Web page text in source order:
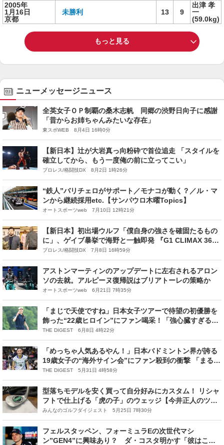
2005年
1月16日
京都
未勝利 13 9
出津 孝
一
(59.0kg)
もっと見る
ニューメッセージニュース
全英女子ＯＰ制覇の桑木志帆 同郷の渋野日向子に感謝
「昔からお姉ちゃんみたいな存在」
東スポWEB 8月4日 16時0分
【新日本】辻が大岩真っ向粉砕で首位追走 「スタイルを
確立してから、もう一度俺の前に立ってこい」
プロレス/格闘技DX 8月2日 1時26分
“鉄人”バリチェロがサポート／モナコが動く？／ル・マ
ンから継続採用etc.【サンパウロ木曜Topics】
オートスポーツweb 7月10日 12時21分
【新日本】初出場ウルフ「僕自身の強さを確固たるもの
に」、ゲイブ暴挙で海野と一触即発 『G1 CLIMAX 36』
Bブロック会見
プロレス/格闘技DX 7月8日 16時59分
アストンマーティンのアップデートに左右されるアロン
ソの去就。アルピーヌ復帰説はブリアトーレの策略か
オートスポーツweb 6月21日 7時35分
「まじで天使ですね」日本女子ツアーで待望の初優勝を
飾った“22歳ヒロイン”にファン喝采！「強心臓すぎる」
「笑顔が眩しいんです」
THE DIGEST 6月8日 4時22分
「めっちゃ人気あるやん！」日本バドミントン界が誇る
19歳女子の“海外サイン会”にファン殺到の衝撃 「まるで
アイドルみたい」「一番キュート」
THE DIGEST 5月31日 4時58分
型落ちモデルを安く買って自分好みにカスタム！ リシャ
フトで仕上げる「虎の子」のウェッジ【今井正人のツア
ークオリティのクラブ工房 #22】
みんなのゴルフダイジェスト 5月25日 7時30分
フェルスタッペン、フォーミュラEの次世代マシ
ン”GEN4”に興味あり？ ダ・コスタ明かす「彼はこの